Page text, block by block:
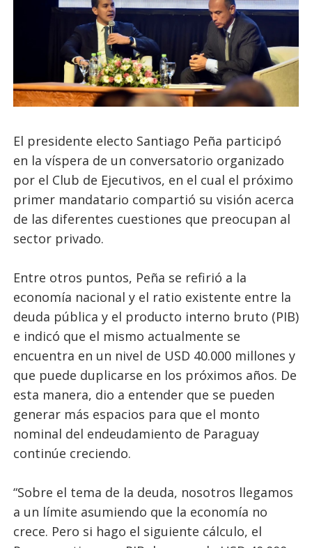
El presidente electo Santiago Peña participó
en la víspera de un conversatorio organizado
por el Club de Ejecutivos, en el cual el próximo
primer mandatario compartió su visión acerca
de las diferentes cuestiones que preocupan al
sector privado.
Entre otros puntos, Peña se refirió a la
economía nacional y el ratio existente entre la
deuda pública y el producto interno bruto (PIB)
e indicó que el mismo actualmente se
encuentra en un nivel de USD 40.000 millones y
que puede duplicarse en los próximos años. De
esta manera, dio a entender que se pueden
generar más espacios para que el monto
nominal del endeudamiento de Paraguay
continúe creciendo.
“Sobre el tema de la deuda, nosotros llegamos
a un límite asumiendo que la economía no
crece. Pero si hago el siguiente cálculo, el